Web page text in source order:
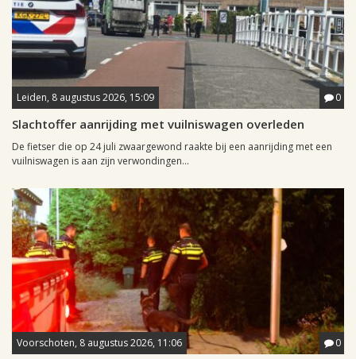
Leiden, 8 augustus 2026, 15:09 0
Slachtoffer aanrijding met vuilniswagen overleden
De fietser die op 24 juli zwaargewond raakte bij een aanrijding met een
vuilniswagen is aan zijn verwondingen...
Voorschoten, 8 augustus 2026, 11:06 0